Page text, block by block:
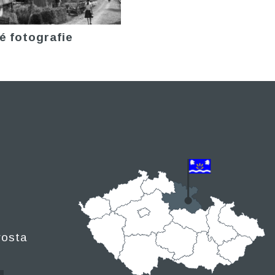
fotografie